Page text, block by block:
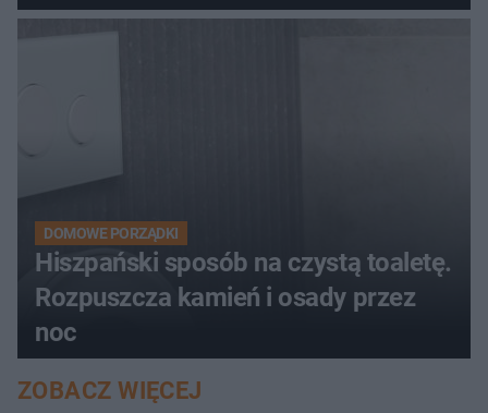
DOMOWE PORZĄDKI
Hiszpański sposób na czystą toaletę.
Rozpuszcza kamień i osady przez
noc
ZOBACZ WIĘCEJ